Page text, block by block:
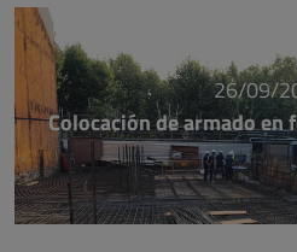
26/09/
Colocación de armado